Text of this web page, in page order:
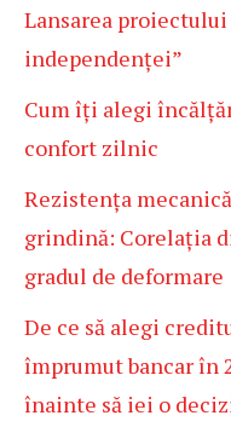
Lansarea proiectului
independenței”
Cum îți alegi
confort zilnic
Rezistența
grindină: Corelația
gradul de deformare
De ce să alegi
împrumut bancar în
înainte să iei o